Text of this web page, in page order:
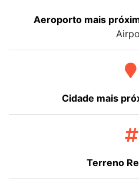
Aeroporto mais
Cidade mais
Terreno